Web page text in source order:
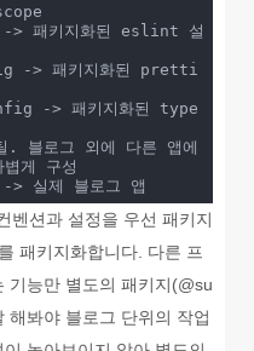
패키지화된 eslint 설
> 패키지화된 pretti
-> 패키지화된 type
블로그 외에 다른 앱에
벤션과 설정을 우선 패키지
패키지화합니다. 다른 프
기능만 별도의 패키지(@su
해봐야 블로그 단위의 작업